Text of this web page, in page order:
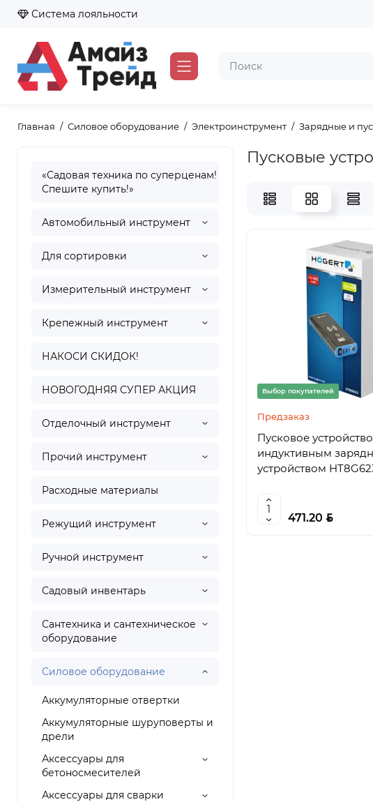
Система лояльности
Главная Силовое оборудование Электроинструмент Зарядные и
«Садовая техника по суперценам!
Спешите купить!»
Автомобильный инструмент
Для сортировки
Измерительный инструмент
Крепежный инструмент
НАКОСИ СКИДОК!
НОВОГОДНЯЯ СУПЕР АКЦИЯ
Отделочный инструмент
Прочий инструмент
Расходные материалы
Режущий инструмент
Ручной инструмент
Садовый инвентарь
Сантехника и сантехническое
оборудование
Силовое оборудование
Аккумуляторные отвертки
Аккумуляторные шуруповерты и
дрели
Аксессуары для
бетоносмесителей
Аксессуары для сварки
Пусковые
Выбор покупателей
Предзаказ
Пусковое устройство 400A с
индуктивным
устройством
471.20 BYN